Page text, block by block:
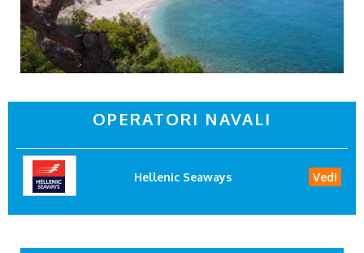
OPERATORI NAVALI
Hellenic Seaways Vedi